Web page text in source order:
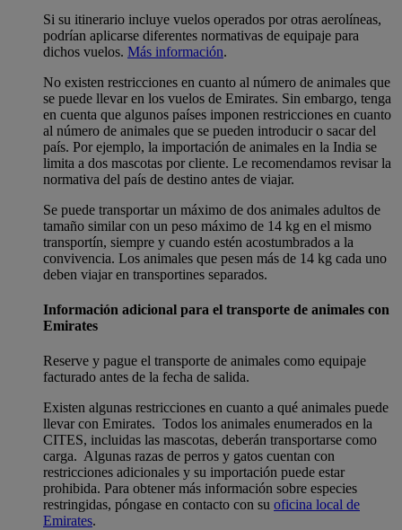
Si su itinerario incluye vuelos operados por otras aerolíneas,
podrían aplicarse diferentes normativas de equipaje para
dichos vuelos. Más información.
No existen restricciones en cuanto al número de animales que
se puede llevar en los vuelos de Emirates. Sin embargo, tenga
en cuenta que algunos países imponen restricciones en cuanto
al número de animales que se pueden introducir o sacar del
país. Por ejemplo, la importación de animales en la India se
limita a dos mascotas por cliente. Le recomendamos revisar la
normativa del país de destino antes de viajar.
Se puede transportar un máximo de dos animales adultos de
tamaño similar con un peso máximo de 14 kg en el mismo
transportín, siempre y cuando estén acostumbrados a la
convivencia. Los animales que pesen más de 14 kg cada uno
deben viajar en transportines separados.
Información adicional para el transporte de animales con
Emirates
Reserve y pague el transporte de animales como equipaje
facturado antes de la fecha de salida.
Existen algunas restricciones en cuanto a qué animales puede
llevar con Emirates. Todos los animales enumerados en la
CITES, incluidas las mascotas, deberán transportarse como
carga. Algunas razas de perros y gatos cuentan con
restricciones adicionales y su importación puede estar
prohibida. Para obtener más información sobre especies
restringidas, póngase en contacto con su oficina local de
Emirates.